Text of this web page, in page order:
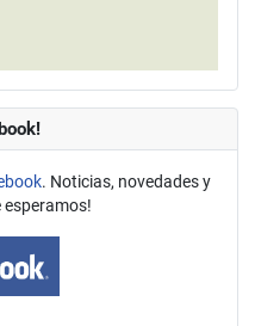
. Noticias, novedades y
esperamos!